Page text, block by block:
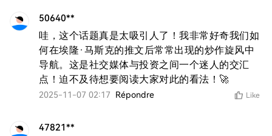
50640**
哇，这个话题真是太吸引人了！我非常好奇我们如
何在埃隆·马斯克的推文后常常出现的炒作旋风中
导航。这是社交媒体与投资之间一个迷人的交汇
点！迫不及待想要阅读大家对此的看法！🚀
2025-11-07 02:17 Répondre Like
47821**